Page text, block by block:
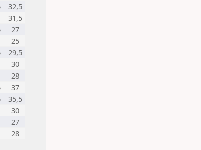
32,5
31,5
27
25
29,5
30
28
37
35,5
30
27
28